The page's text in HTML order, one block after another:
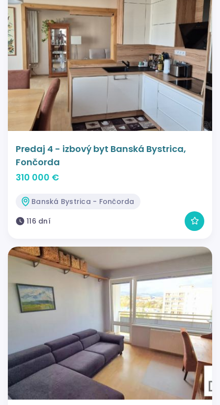
Predaj 4 - izbový byt Banská Bystrica,
Fončorda
310 000 €
Banská Bystrica - Fončorda
116 dní